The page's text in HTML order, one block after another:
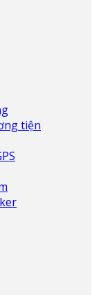
tiện